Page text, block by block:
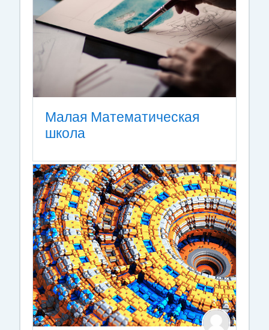
Малая Математическая
школа